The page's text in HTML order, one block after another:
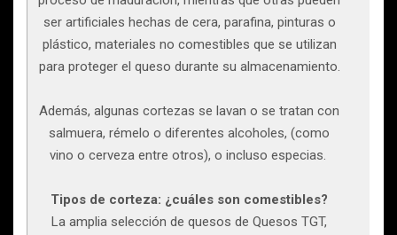
ser artificiales hechas de cera, parafina, pinturas o
plástico, materiales no comestibles que se utilizan
para proteger el queso durante su almacenamiento.
Además, algunas cortezas se lavan o se tratan con
salmuera, rémelo o diferentes alcoholes, (como
vino o cerveza entre otros), o incluso especias.
Tipos de corteza: ¿cuáles son comestibles?
La amplia selección de quesos de Quesos TGT,